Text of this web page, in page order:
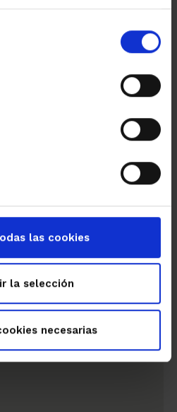
las cookies
la selección
necesarias